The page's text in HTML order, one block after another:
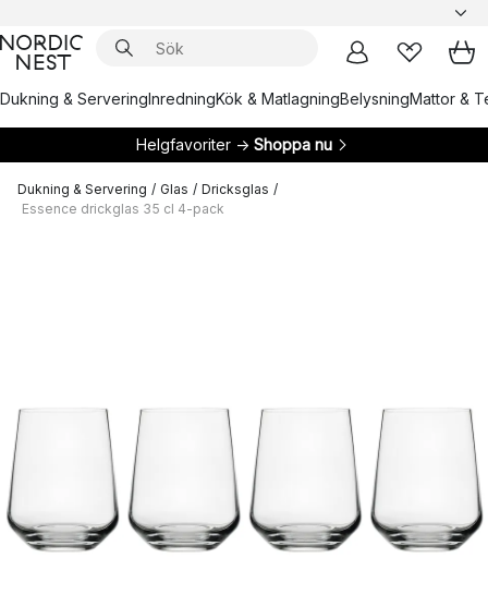
Dukning & ServeringInredningKök & MatlagningBelysningMattor &
Helgfavoriter → Shoppa nu
Dukning & Servering / Glas / Dricksglas /
Essence drickglas 35 cl 4-pack